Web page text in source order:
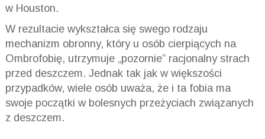
w Houston.
W rezultacie wykształca się swego rodzaju
mechanizm obronny, który u osób cierpiących na
Ombrofobię, utrzymuje „pozornie” racjonalny strach
przed deszczem. Jednak tak jak w większości
przypadków, wiele osób uważa, że i ta fobia ma
swoje początki w bolesnych przeżyciach związanych
z deszczem.